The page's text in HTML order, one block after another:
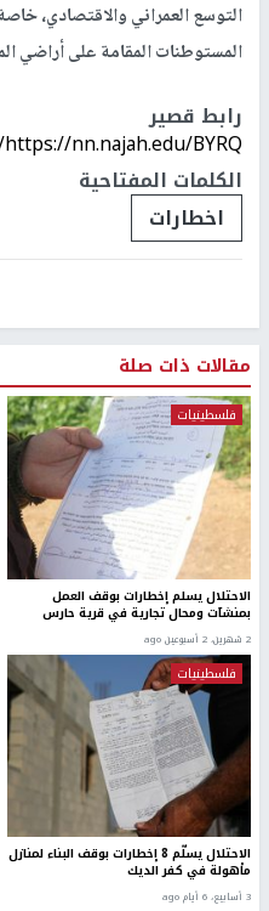
التوسع العمراني والاقتصادي،
المستوطنات المقامة على أراضي
رابط قصير
https://nn.najah.edu/BYRQ/
الكلمات المفتاحية
اخطارات
مقالات ذات صلة
فلسطينيات
الاحتلال يسلم إخطارات بوقف العمل
بمنشآت ومحال تجارية في قرية حارس
2 شهرين، 2 أسبوعين ago
فلسطينيات
الاحتلال يسلّم 8 إخطارات بوقف البناء لمنازل
مأهولة في كفر الديك
3 أسابيع، 6 أيام ago